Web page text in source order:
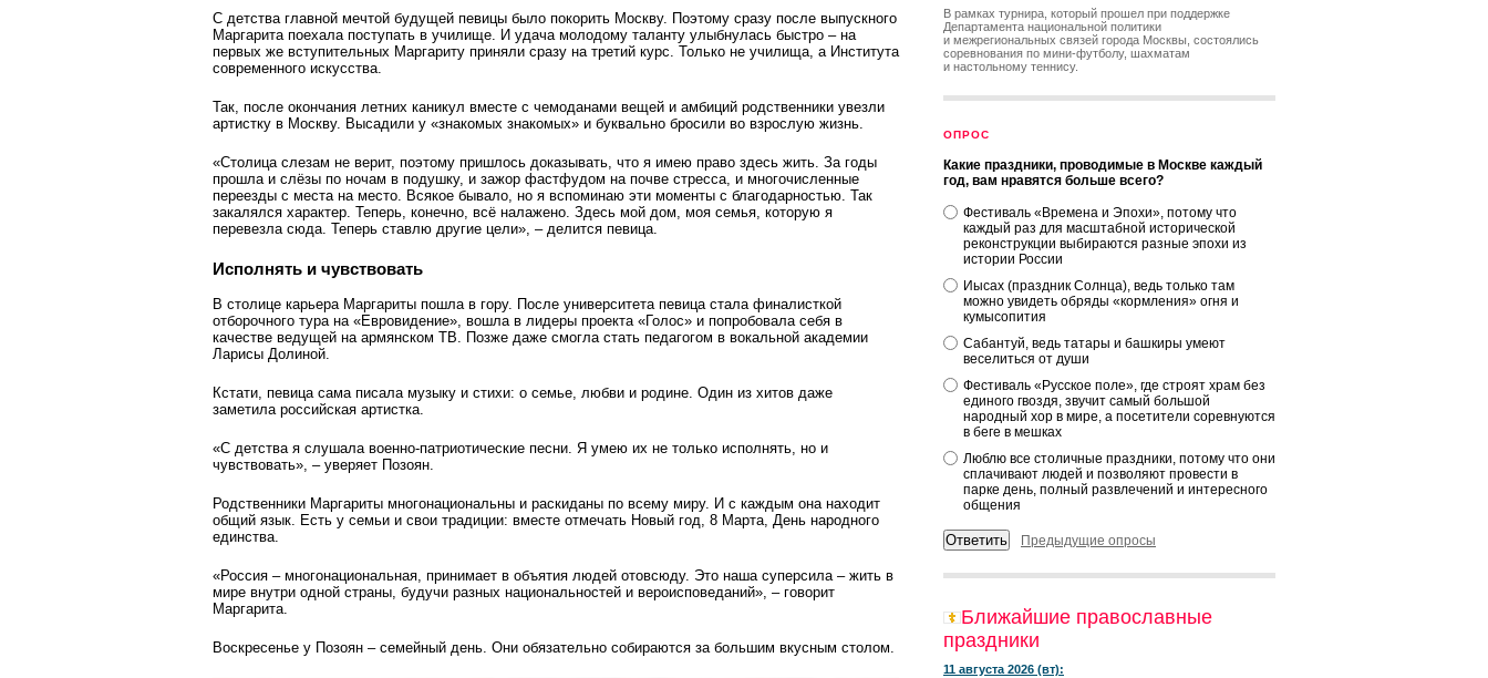
В рамках турнира, который прошел при поддержке
Департамента национальной политики
и межрегиональных связей города Москвы, состоялись
соревнования по мини-футболу, шахматам
и настольному теннису.
ОПРОС
Какие праздники, проводимые в Москве каждый
год, вам нравятся больше всего?
Фестиваль «Времена и Эпохи», потому что
каждый раз для масштабной исторической
реконструкции выбираются разные эпохи из
истории России
Иысах (праздник Солнца), ведь только там
можно увидеть обряды «кормления» огня и
кумысопития
Сабантуй, ведь татары и башкиры умеют
веселиться от души
Фестиваль «Русское поле», где строят храм без
единого гвоздя, звучит самый большой
народный хор в мире, а посетители соревнуются
в беге в мешках
Люблю все столичные праздники, потому что они
сплачивают людей и позволяют провести в
парке день, полный развлечений и интересного
общения
Предыдущие опросы
Ближайшие православные
праздники
11 августа 2026 (вт):
С детства главной мечтой будущей певицы было покорить Москву. Поэтому сразу после выпускного
Маргарита поехала поступать в училище. И удача молодому таланту улыбнулась быстро – на
первых же вступительных Маргариту приняли сразу на третий курс. Только не училища, а Института
современного искусства.
Так, после окончания летних каникул вместе с чемоданами вещей и амбиций родственники увезли
артистку в Москву. Высадили у «знакомых знакомых» и буквально бросили во взрослую жизнь.
«Столица слезам не верит, поэтому пришлось доказывать, что я имею право здесь жить. За годы
прошла и слёзы по ночам в подушку, и зажор фастфудом на почве стресса, и многочисленные
переезды с места на место. Всякое бывало, но я вспоминаю эти моменты с благодарностью. Так
закалялся характер. Теперь, конечно, всё налажено. Здесь мой дом, моя семья, которую я
перевезла сюда. Теперь ставлю другие цели», – делится певица.
Исполнять и чувствовать
В столице карьера Маргариты пошла в гору. После университета певица стала финалисткой
отборочного тура на «Евровидение», вошла в лидеры проекта «Голос» и попробовала себя в
качестве ведущей на армянском ТВ. Позже даже смогла стать педагогом в вокальной академии
Ларисы Долиной.
Кстати, певица сама писала музыку и стихи: о семье, любви и родине. Один из хитов даже
заметила российская артистка.
«С детства я слушала военно-патриотические песни. Я умею их не только исполнять, но и
чувствовать», – уверяет Позоян.
Родственники Маргариты многонациональны и раскиданы по всему миру. И с каждым она находит
общий язык. Есть у семьи и свои традиции: вместе отмечать Новый год, 8 Марта, День народного
единства.
«Россия – многонациональная, принимает в объятия людей отовсюду. Это наша суперсила – жить в
мире внутри одной страны, будучи разных национальностей и вероисповеданий», – говорит
Маргарита.
Воскресенье у Позоян – семейный день. Они обязательно собираются за большим вкусным столом.